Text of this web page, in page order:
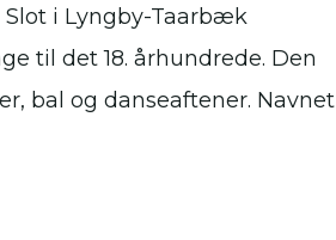
i Lyngby-Taarbæk
til det 18. århundrede. Den
bal og danseaftener. Navnet